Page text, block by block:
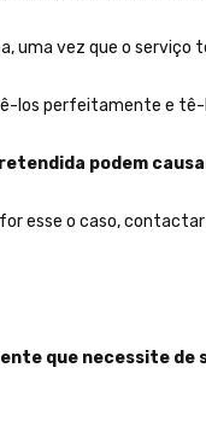
uma vez que o serviço
los perfeitamente e
podem
esse o caso, contactar
que necessite de